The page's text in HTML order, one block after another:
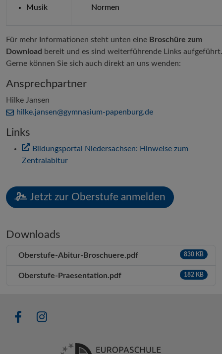
Musik
Normen
Für mehr Informationen steht unten eine Broschüre zum
Download bereit und es sind weiterführende Links aufgeführt.
Gerne können Sie sich auch direkt an uns wenden:
Ansprechpartner
Hilke Jansen
hilke.jansen@gymnasium-papenburg.de
Links
Bildungsportal Niedersachsen: Hinweise zum
Zentralabitur
Jetzt zur Oberstufe anmelden
Downloads
Oberstufe-Abitur-Broschuere.pdf 830 KB
Oberstufe-Praesentation.pdf 182 KB